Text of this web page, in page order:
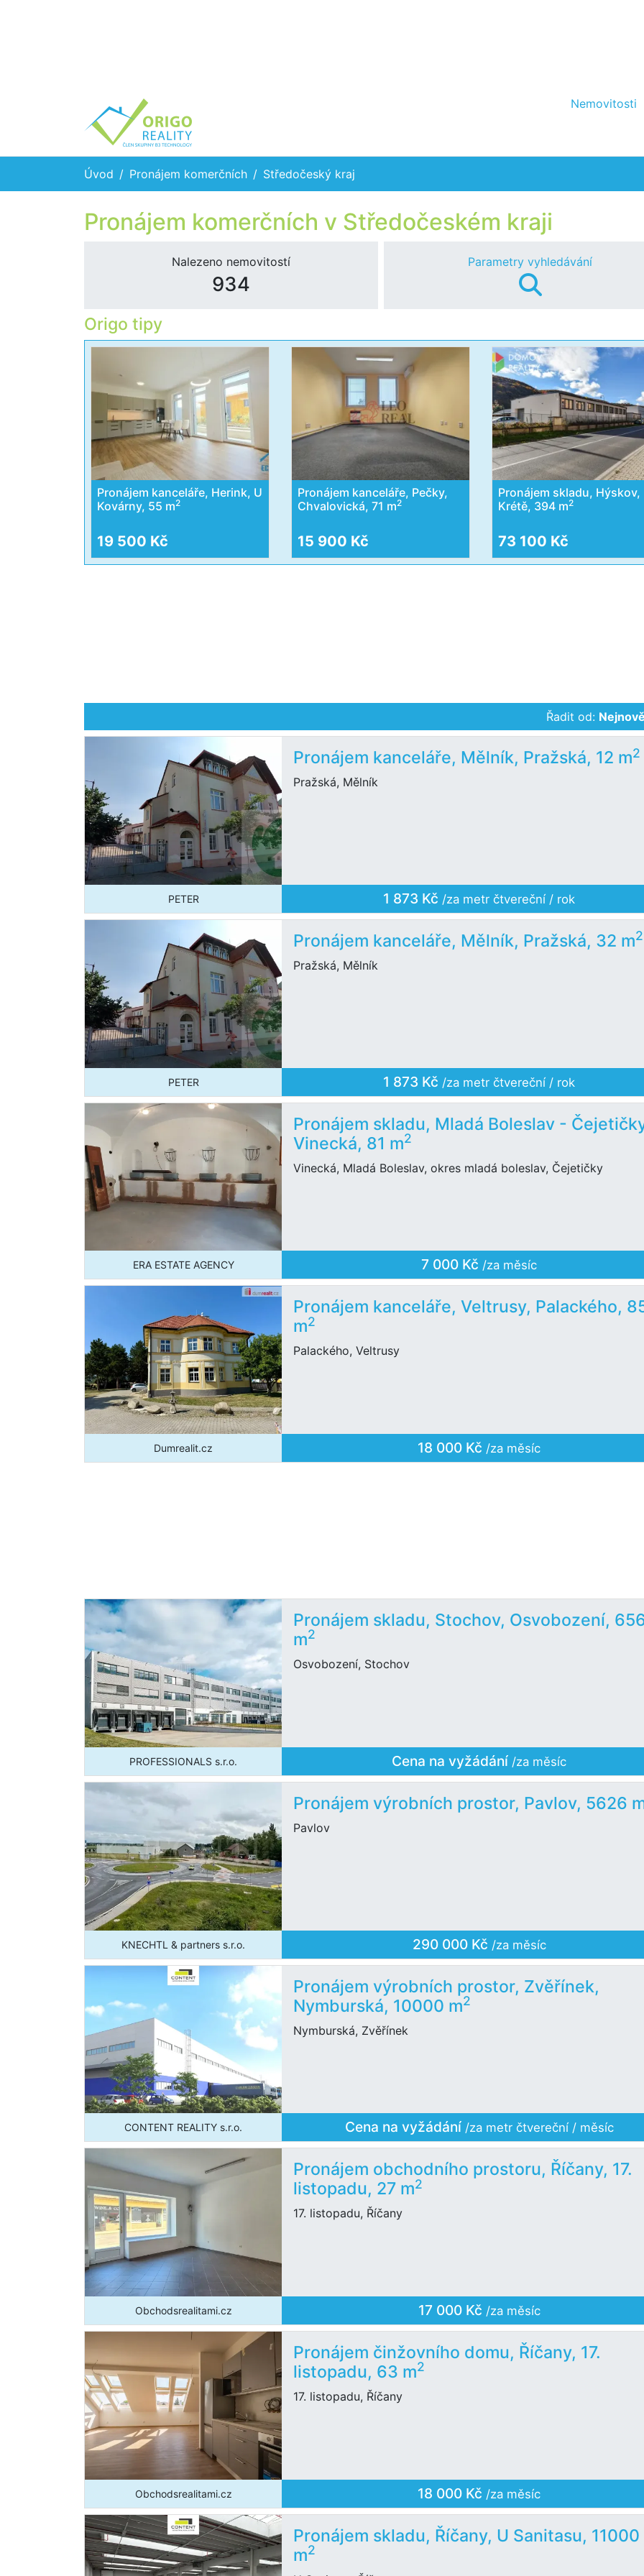
Nemovitosti
Úvod Pronájem komerčních Středočeský kraj
Pronájem komerčních v Středočeském kraji
Nalezeno nemovitostí
934
Parametry vyhledávání
Origo tipy
Pronájem kanceláře, Herink, U
Kovárny, 55 m2
19 500 Kč
Pronájem kanceláře, Pečky,
Chvalovická, 71 m2
15 900 Kč
Pronájem skladu, Hýskov,
Krétě, 394 m2
73 100 Kč
Řadit od:
Pronájem kanceláře, Mělník, Pražská, 12 m2
Pražská, Mělník
PETER 1 873 Kč /za metr čtvereční / rok
Pronájem kanceláře, Mělník, Pražská, 32 m2
Pražská, Mělník
PETER 1 873 Kč /za metr čtvereční / rok
Pronájem skladu, Mladá Boleslav -
Vinecká, 81 m2
Vinecká, Mladá Boleslav, okres mladá boleslav, Čejetičky
ERA ESTATE AGENCY 7 000 Kč /za měsíc
Pronájem kanceláře, Veltrusy, Palackého,
m2
Palackého, Veltrusy
Dumrealit.cz 18 000 Kč /za měsíc
Pronájem skladu, Stochov, Osvobození,
m2
Osvobození, Stochov
PROFESSIONALS s.r.o. Cena na vyžádání /za měsíc
Pronájem výrobních prostor, Pavlov, 5626
Pavlov
KNECHTL & partners s.r.o. 290 000 Kč /za měsíc
Pronájem výrobních prostor, Zvěřínek,
Nymburská, 10000 m2
Nymburská, Zvěřínek
CONTENT REALITY s.r.o. Cena na vyžádání /za metr čtvereční / měsíc
Pronájem obchodního prostoru, Říčany, 17.
listopadu, 27 m2
17. listopadu, Říčany
Obchodsrealitami.cz 17 000 Kč /za měsíc
Pronájem činžovního domu, Říčany, 17.
listopadu, 63 m2
17. listopadu, Říčany
Obchodsrealitami.cz 18 000 Kč /za měsíc
Pronájem skladu, Říčany, U Sanitasu, 11000
m2